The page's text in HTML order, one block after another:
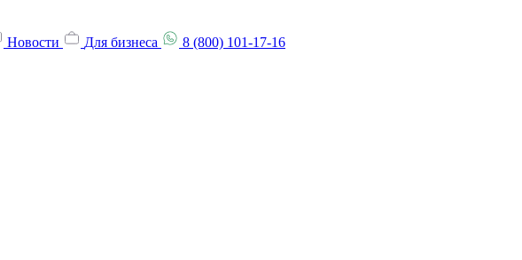
Новости Для бизнеса 8 (800) 101-17-16